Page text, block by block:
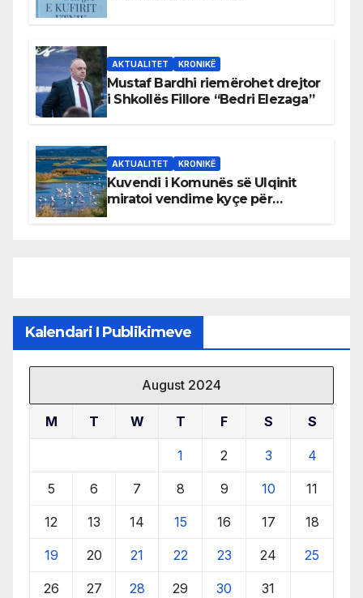
AKTUALITET KRONIKË
Mustaf Bardhi riemërohet drejtor
i Shkollës Fillore “Bedri Elezaga”
AKTUALITET KRONIKË
Kuvendi i Komunës së Ulqinit
miratoi vendime kyçe për
Kalendari I Publikimeve
August 2024
M T W T F S S
1 2 3 4
5 6 7 8 9 10 11
12 13 14 15 16 17 18
19 20 21 22 23 24 25
26 27 28 29 30 31